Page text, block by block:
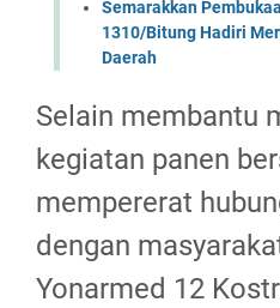
Semarakkan
1310/Bitung Hadiri
Daerah
Selain membantu
kegiatan panen
mempererat
dengan
Yonarmed 12